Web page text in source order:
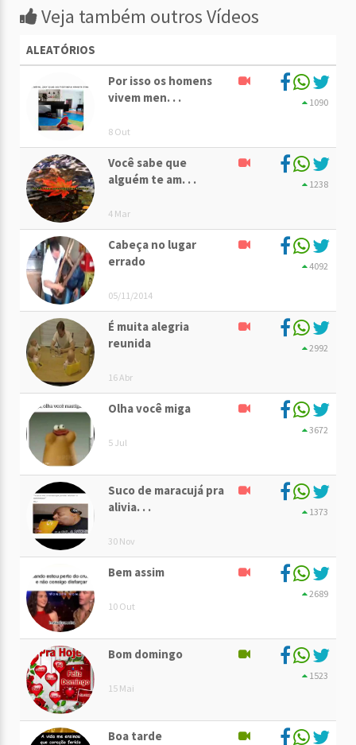
Veja também outros Vídeos
ALEATÓRIOS
Por isso os homens
vivem men. . .
8 Out
1090
Você sabe que
alguém te am. . .
4 Mar
1238
Cabeça no lugar
errado
05/11/2014
4092
É muita alegria
reunida
16 Abr
2992
Olha você miga
5 Jul
3672
Suco de maracujá pra
alivia. . .
30 Nov
1373
Bem assim
10 Out
2689
Bom domingo
15 Mai
1523
Boa tarde